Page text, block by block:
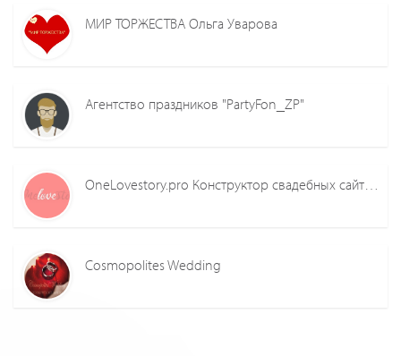
МИР ТОРЖЕСТВА Ольга Уварова
Агентство праздников "PartyFon_ZP"
Cosmopolites Wedding